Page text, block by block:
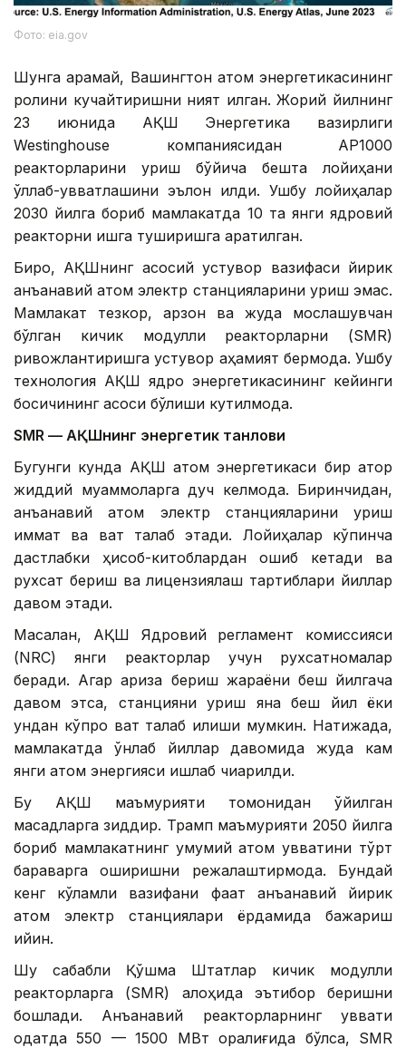
Фото: eia.gov
Шунга қарамай, Вашингтон атом энергетикасининг
ролини кучайтиришни ният қилган. Жорий йилнинг
23 июнида АҚШ Энергетика вазирлиги
Westinghouse компаниясидан AP1000
реакторларини қуриш бўйича бешта лойиҳани
қўллаб-қувватлашини эълон қилди. Ушбу лойиҳалар
2030 йилга бориб мамлакатда 10 та янги ядровий
реакторни ишга туширишга қаратилган.
Бироқ, АҚШнинг асосий устувор вазифаси йирик
анъанавий атом электр станцияларини қуриш эмас.
Мамлакат тезкор, арзон ва жуда мослашувчан
бўлган кичик модулли реакторларни (SMR)
ривожлантиришга устувор аҳамият бермоқда. Ушбу
технология АҚШ ядро энергетикасининг кейинги
босқичининг асоси бўлиши кутилмоқда.
SMR — АҚШнинг энергетик танлови
Бугунги кунда АҚШ атом энергетикаси бир қатор
жиддий муаммоларга дуч келмоқда. Биринчидан,
анъанавий атом электр станцияларини қуриш
қиммат ва вақт талаб этади. Лойиҳалар кўпинча
дастлабки ҳисоб-китоблардан ошиб кетади ва
рухсат бериш ва лицензиялаш тартиблари йиллар
давом этади.
Масалан, АҚШ Ядровий регламент комиссияси
(NRC) янги реакторлар учун рухсатномалар
беради. Агар ариза бериш жараёни беш йилгача
давом этса, станцияни қуриш яна беш йил ёки
ундан кўпроқ вақт талаб қилиши мумкин. Натижада,
мамлакатда ўнлаб йиллар давомида жуда кам
янги атом энергияси ишлаб чиқарилди.
Бу АҚШ маъмурияти томонидан қўйилган
мақсадларга зиддир. Трамп маъмурияти 2050 йилга
бориб мамлакатнинг умумий атом қувватини тўрт
бараварга оширишни режалаштирмоқда. Бундай
кенг кўламли вазифани фақат анъанавий йирик
атом электр станциялари ёрдамида бажариш
қийин.
Шу сабабли Қўшма Штатлар кичик модулли
реакторларга (SMR) алоҳида эътибор беришни
бошлади. Анъанавий реакторларнинг қуввати
одатда 550 — 1500 МВт оралиғида бўлса, SMR